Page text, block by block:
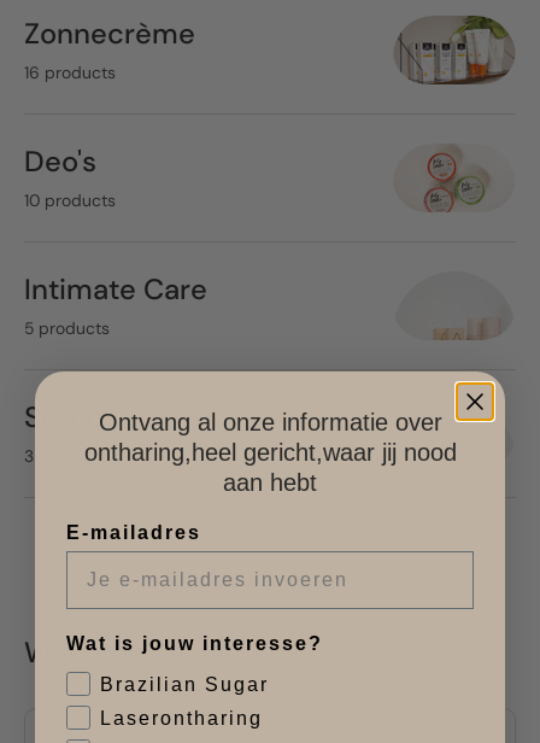
Zonnecrème
16 products
Deo's
10 products
Intimate Care
5 products
Scrub
3 products
Wat onzeklanten zeggen
Ontvang al onze informatie over
ontharing,heel gericht,waar jij nood
aan hebt
E-mailadres
Wat is jouw interesse?
Brazilian Sugar
Laserontharing